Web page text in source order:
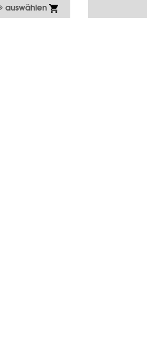
auswählen